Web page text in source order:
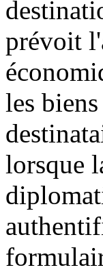
prévoit
les
lorsque